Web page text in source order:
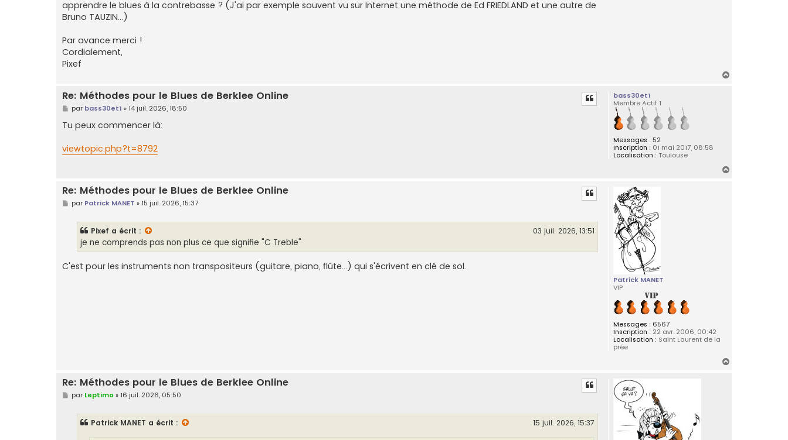
apprendre le blues à la contrebasse ? (J'ai par exemple souvent vu sur Internet une méthode de Ed FRIEDLAND et une autre de
Bruno TAUZIN...)
Par avance merci !
Cordialement,
Pixef
bass30et1
Membre Actif 1
Messages : 52
Inscription : 01 mai 2017, 08:58
Localisation : Toulouse
Re: Méthodes pour le Blues de Berklee Online
M
e
s
s
g
e
par bass30et1 » 14 juil. 2026, 18:50
Tu peux commencer là:
viewtopic.php?t=8792
Patrick MANET
VIP
Messages : 6567
Inscription : 22 avr. 2006, 00:42
Localisation : Saint Laurent de la
prée
Re: Méthodes pour le Blues de Berklee Online
M
e
par Patrick MANET » 15 juil. 2026, 15:37
Pixef a écrit : 03 juil. 2026, 13:51
je ne comprends pas non plus ce que signifie "C Treble"
C'est pour les instruments non transpositeurs (guitare, piano, flûte...) qui s'écrivent en clé de sol.
Re: Méthodes pour le Blues de Berklee Online
M
e
par Leptimo » 16 juil. 2026, 05:50
Patrick MANET a écrit : 15 juil. 2026, 15:37